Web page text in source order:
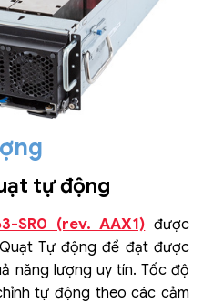
tự động
SR0 (rev. AAX1) được
Tự động để đạt được
năng lượng uy tín. Tốc độ
tự động theo các cảm